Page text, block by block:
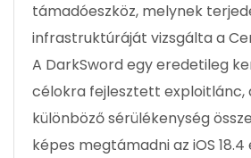
támadóeszköz, melynek
infrastruktúráját vizsgálta a
A DarkSword egy eredetileg
célokra fejlesztett exploitlánc,
különböző sérülékenység
képes megtámadni az iOS 18.4